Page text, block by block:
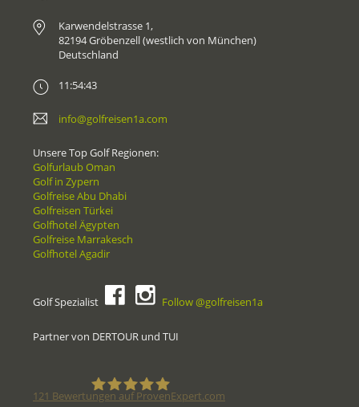
Karwendelstrasse 1,
82194 Gröbenzell (westlich von München)
Deutschland
11:54:43
info@golfreisen1a.com
Unsere Top Golf Regionen:
Golfurlaub Oman
Golf in Zypern
Golfreise Abu Dhabi
Golfreisen Türkei
Golfhotel Ägypten
Golfreise Marrakesch
Golfhotel Agadir
Golf Spezialist Follow @golfreisen1a
Partner von DERTOUR und TUI
121 Bewertungen auf ProvenExpert.com